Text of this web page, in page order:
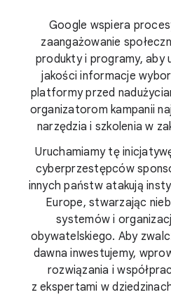
Google wspiera
zaangażowanie
produkty i programy, aby
jakości informacje
platformy przed
organizatorom kampanii
narzędzia i szkolenia w
Uruchamiamy tę
cyberprzestępców
innych państw atakują
Europe, stwarzając
systemów i
obywatelskiego. Aby
dawna inwestujemy,
rozwiązania i
z ekspertami w